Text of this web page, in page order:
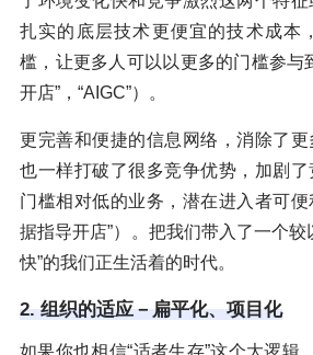
扎实的底层技术更便宜的技术成本
槛，让更多人可以以更多的门槛参与
开店”，“AIGC”）。
更完善和便捷的信息网络，消除了更
也一样打破了很多竞争优势，加剧了
门槛相对低的业务，潜在进入者可
据指导开店”）。把我们带入了一个较
快”的我们正生活着的时代。
2. 组织的适应－扁平化、项目化
如果你也相信“适者生存”这个大逻辑